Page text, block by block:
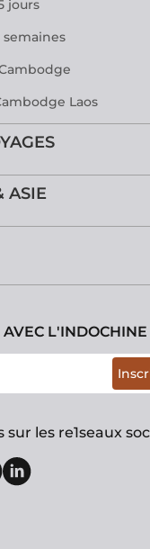
jours
Laos
ASIE
L'INDOCHINE
les re1seaux